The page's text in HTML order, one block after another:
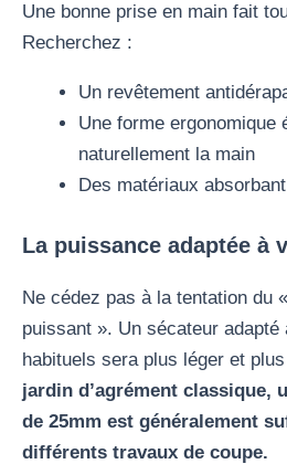
Une bonne prise en main fait
Recherchez :
Un revêtement
Une forme ergonomique
naturellement la main
Des matériaux
La puissance adaptée à
Ne cédez pas à la tentation du
puissant ». Un sécateur adapté
habituels sera plus léger et
jardin d’agrément classique,
de 25mm est généralement
différents travaux de coupe.